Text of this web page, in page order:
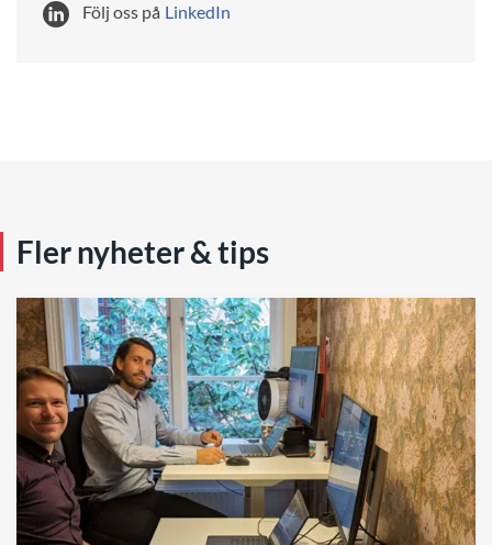
Följ oss på LinkedIn
Fler nyheter & tips